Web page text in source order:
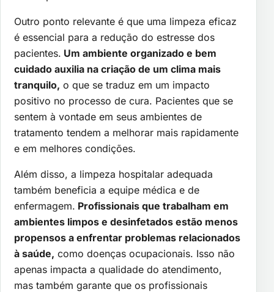
Outro ponto relevante é que uma limpeza eficaz
é essencial para a redução do estresse dos
pacientes. Um ambiente organizado e bem
cuidado auxilia na criação de um clima mais
tranquilo, o que se traduz em um impacto
positivo no processo de cura. Pacientes que se
sentem à vontade em seus ambientes de
tratamento tendem a melhorar mais rapidamente
e em melhores condições.
Além disso, a limpeza hospitalar adequada
também beneficia a equipe médica e de
enfermagem. Profissionais que trabalham em
ambientes limpos e desinfetados estão menos
propensos a enfrentar problemas relacionados
à saúde, como doenças ocupacionais. Isso não
apenas impacta a qualidade do atendimento,
mas também garante que os profissionais